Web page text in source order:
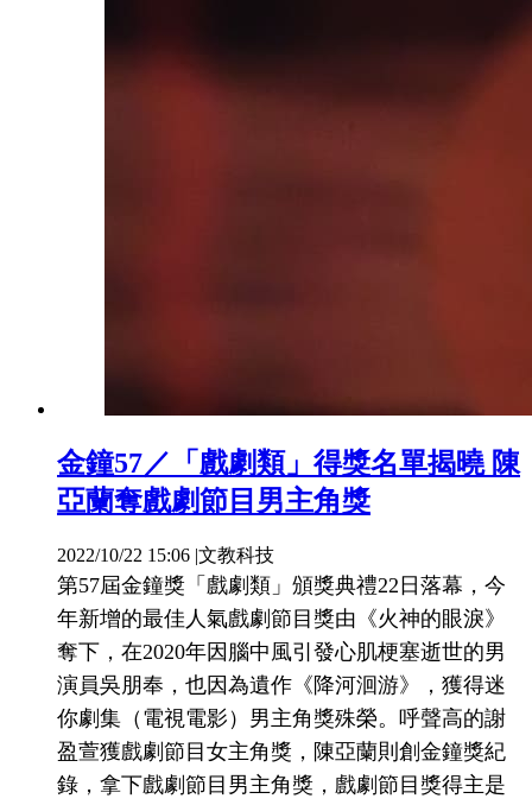
金鐘57／「戲劇類」得獎名單揭曉 陳
亞蘭奪戲劇節目男主角獎
2022/10/22 15:06 |文教科技
第57屆金鐘獎「戲劇類」頒獎典禮22日落幕，今
年新增的最佳人氣戲劇節目獎由《火神的眼淚》
奪下，在2020年因腦中風引發心肌梗塞逝世的男
演員吳朋奉，也因為遺作《降河洄游》，獲得迷
你劇集（電視電影）男主角獎殊榮。呼聲高的謝
盈萱獲戲劇節目女主角獎，陳亞蘭則創金鐘獎紀
錄，拿下戲劇節目男主角獎，戲劇節目獎得主是